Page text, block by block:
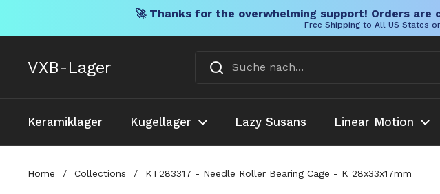
🚀 Thanks for the overwhelming support! Orders
Free Shipping to All US States
VXB-Lager
Keramiklager Kugellager Lazy Susans Linear Motion
Home / Collections / KT283317 - Needle Roller Bearing Cage - K 28x33x17mm